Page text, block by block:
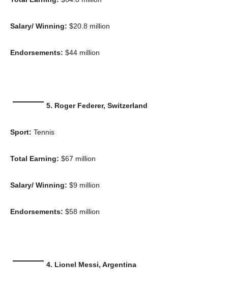
Salary/ Winning: $20.8 million
Endorsements: $44 million
5. Roger Federer, Switzerland
Sport: Tennis
Total Earning: $67 million
Salary/ Winning: $9 million
Endorsements: $58 million
4. Lionel Messi, Argentina